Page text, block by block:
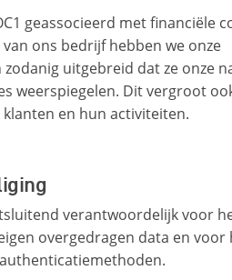
geassocieerd met financiële
ons bedrijf hebben we onze
uitgebreid dat ze onze
weerspiegelen. Dit vergroot
en hun activiteiten.
verantwoordelijk voor
overgedragen data en voor